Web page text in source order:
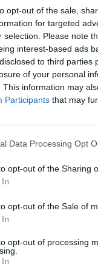
opt-out of the sale,
for targeted
selection. Please note
interest-based ads
to third parties
of your personal
This information may
Participants that may
Data Processing Opt
opt-out of the Sharing
opt-out of the Sale of
opt-out of processing
Mobile
Ακυρώνεται το
Apple για τα 20